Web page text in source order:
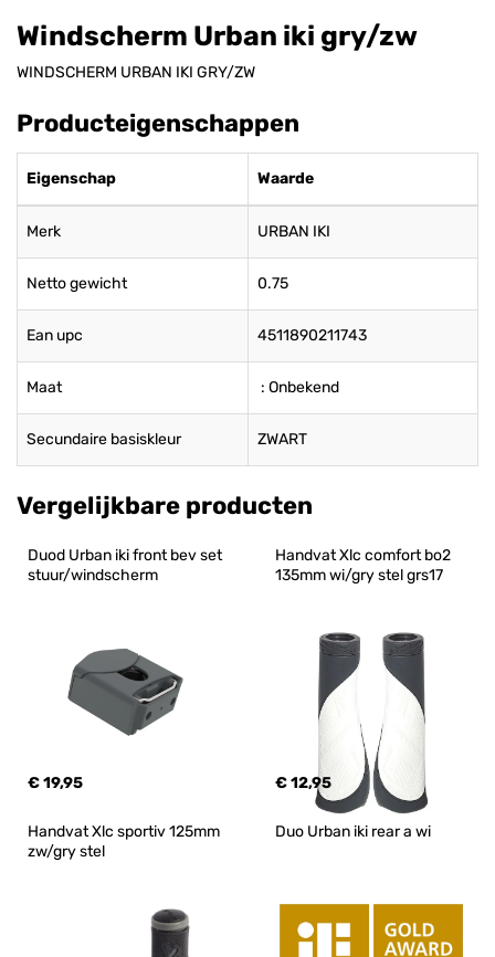
Windscherm Urban iki gry/zw
WINDSCHERM URBAN IKI GRY/ZW
Producteigenschappen
Eigenschap Waarde
Merk URBAN IKI
Netto gewicht 0.75
Ean upc 4511890211743
Maat : Onbekend
Secundaire basiskleur ZWART
Vergelijkbare producten
Duod Urban iki front bev set
stuur/windscherm
€ 19,95
Handvat Xlc comfort bo2
135mm wi/gry stel grs17
€ 12,95
Handvat Xlc sportiv 125mm
zw/gry stel
Duo Urban iki rear a wi